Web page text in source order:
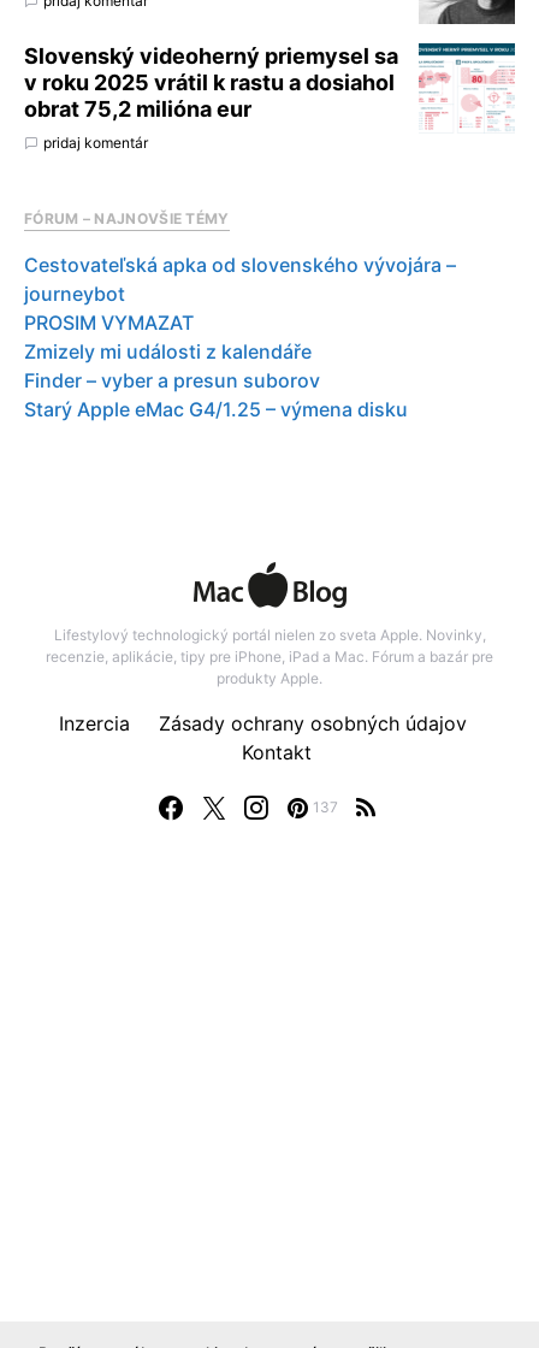
Slovenský videoherný priemysel sa
v roku 2025 vrátil k rastu a dosiahol
obrat 75,2 milióna eur
pridaj komentár
FÓRUM – NAJNOVŠIE TÉMY
Cestovateľská apka od slovenského vývojára –
journeybot
PROSIM VYMAZAT
Zmizely mi události z kalendáře
Finder – vyber a presun suborov
Starý Apple eMac G4/1.25 – výmena disku
Lifestylový technologický portál nielen zo sveta Apple. Novinky,
recenzie, aplikácie, tipy pre iPhone, iPad a Mac. Fórum a bazár pre
produkty Apple.
137
Inzercia
Zásady ochrany osobných údajov
Kontakt